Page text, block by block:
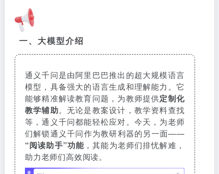
一、大模型介绍
通义千问是由阿里巴巴推出的超大规模语言
模型，具备强大的语言生成和理解能力。它
能够精准解读教育问题，为教师提供定制化
教学辅助。无论是教案设计，教学资料查找
等，通义千问都能轻松应对。今天，为老师
们解锁通义千问作为教研利器的另一面——
“阅读助手”功能 ，其能为老师们排忧解难，
助力老师们高效阅读。